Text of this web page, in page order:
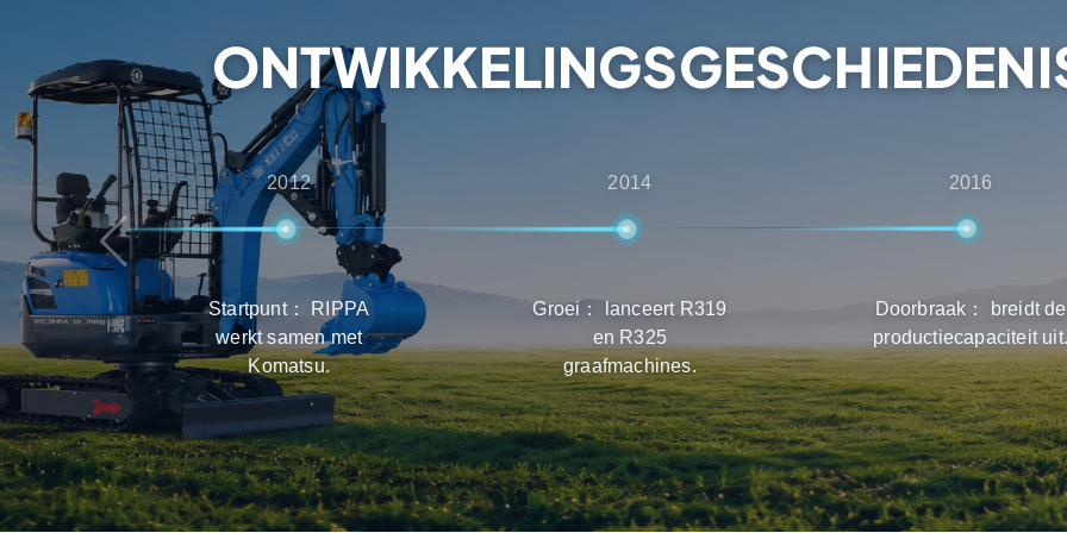
2012
Startpunt： RIPPA
werkt samen met
Komatsu.
2014
Groei： lanceert R319
en R325
graafmachines.
2016
Doorbraak： breidt de
productiecapaciteit uit.